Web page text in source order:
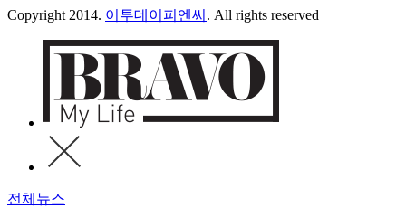
Copyright 2014. 이투데이피엔씨 . All rights reserved
전체뉴스